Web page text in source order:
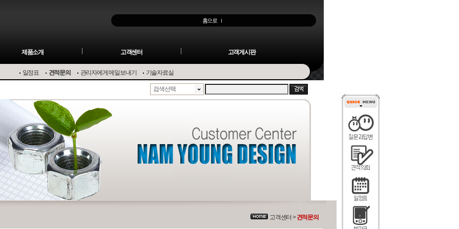
홈으로
제품소개 고객센터 고객게시판
일정표 견적문의 관리자에게 메일보내기 기술자료실
검색선택
고객센터 >견적문의